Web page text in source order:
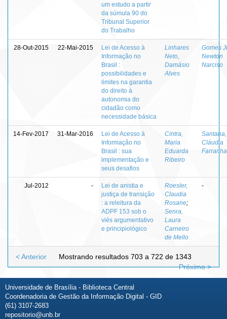
um estudo a partir
da súmula 90 do
Tribunal Superior
do Trabalho
28-Out-2015 22-Mai-2015
Lei de Acesso à
Informação no
Brasil :
possibilidades e
limites na garantia
do direito à
autonomia do
cidadão como
necessidade básica
Linhares
Neto,
Damásio
Alves
Gomes
Newton
Narciso
14-Fev-2017 31-Mar-2016
Lei de Acesso à
Informação no
Brasil : sua
implementação e
seus desafios
Cintra,
Maria
Eduarda
Ribeiro
Cláudia
Farranha
Jul-2012 -
Lei de anistia e
justiça de transição
: a releitura da
ADPF 153 sob o
viés argumentativo
e principiológico
Roesler,
Claudia
Rosane;
Senra,
Laura
Carneiro
de Mello
-
Mostrando resultados 703 a 722 de 1343
< Anterior
Próximo >
Universidade de Brasília - Biblioteca Central
Coordenadoria de Gestão da Informação Digital - GID
(61) 3107-2683
repositorio@unb.br